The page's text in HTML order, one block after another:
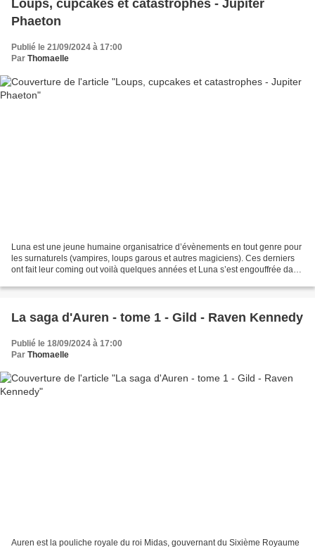
Loups, cupcakes et catastrophes - Jupiter
Phaeton
Publié le 21/09/2024 à 17:00
Par Thomaelle
Luna est une jeune humaine organisatrice d’évènements en tout genre pour
les surnaturels (vampires, loups garous et autres magiciens). Ces derniers
ont fait leur coming out voilà quelques années et Luna s’est engouffrée dans
La saga d'Auren - tome 1 - Gild - Raven Kennedy
Publié le 18/09/2024 à 17:00
Par Thomaelle
Auren est la pouliche royale du roi Midas, gouvernant du Sixième Royaume